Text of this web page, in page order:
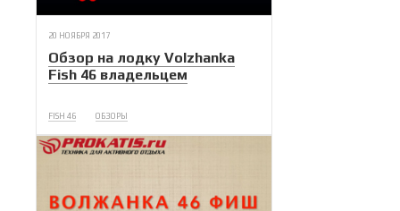
20 НОЯБРЯ 2017
Обзор на лодку Volzhanka
Fish 46 владельцем
FISH 46 ОБЗОРЫ